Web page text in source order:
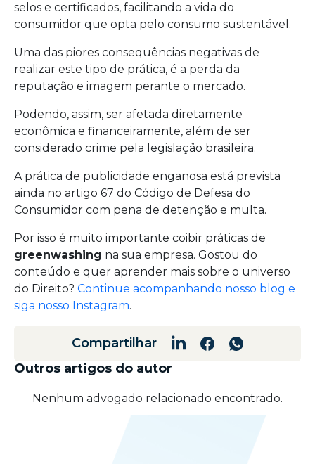
selos e certificados, facilitando a vida do
consumidor que opta pelo consumo sustentável.
Uma das piores consequências negativas de
realizar este tipo de prática, é a perda da
reputação e imagem perante o mercado.
Podendo, assim, ser afetada diretamente
econômica e financeiramente, além de ser
considerado crime pela legislação brasileira.
A prática de publicidade enganosa está prevista
ainda no artigo 67 do Código de Defesa do
Consumidor com pena de detenção e multa.
Por isso é muito importante coibir práticas de
greenwashing na sua empresa. Gostou do
conteúdo e quer aprender mais sobre o universo
do Direito? Continue acompanhando nosso blog e
siga nosso Instagram.
Compartilhar
Outros artigos do autor
Nenhum advogado relacionado encontrado.